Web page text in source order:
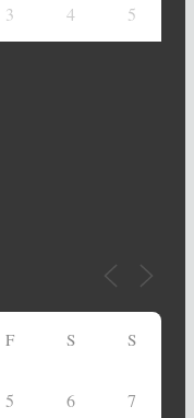
3 4 5
F S S
5 6 7